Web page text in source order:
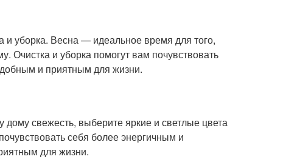
уборка. Весна — идеальное время для того,
Очистка и уборка помогут вам почувствовать
и приятным для жизни.
свежесть, выберите яркие и светлые цвета
себя более энергичным и
для жизни.